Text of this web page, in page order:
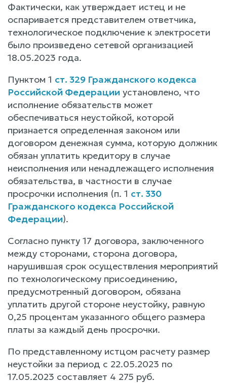
Фактически, как утверждает истец и не
оспаривается представителем ответчика,
технологическое подключение к электросети
было произведено сетевой организацией
18.05.2023 года.
Пунктом 1 ст. 329 Гражданского кодекса
Российской Федерации установлено, что
исполнение обязательств может
обеспечиваться неустойкой, которой
признается определенная законом или
договором денежная сумма, которую должник
обязан уплатить кредитору в случае
неисполнения или ненадлежащего исполнения
обязательства, в частности в случае
просрочки исполнения (п. 1 ст. 330
Гражданского кодекса Российской
Федерации).
Согласно пункту 17 договора, заключенного
между сторонами, сторона договора,
нарушившая срок осуществления мероприятий
по технологическому присоединению,
предусмотренный договором, обязана
уплатить другой стороне неустойку, равную
0,25 процентам указанного общего размера
платы за каждый день просрочки.
По представленному истцом расчету размер
неустойки за период с 22.05.2023 по
17.05.2023 составляет 4 275 руб.